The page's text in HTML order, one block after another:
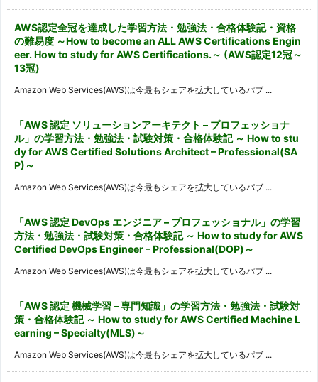
AWS認定全冠を達成した学習方法・勉強法・合格体験記・資格
の難易度 ～How to become an ALL AWS Certifications Engin
eer. How to study for AWS Certifications.～ (AWS認定12冠～
13冠)
Amazon Web Services(AWS)は今最もシェアを拡大しているパブ ...
「AWS 認定 ソリューションアーキテクト – プロフェッショナ
ル」の学習方法・勉強法・試験対策・合格体験記 ～ How to stu
dy for AWS Certified Solutions Architect – Professional(SA
P)～
Amazon Web Services(AWS)は今最もシェアを拡大しているパブ ...
「AWS 認定 DevOps エンジニア – プロフェッショナル」の学習
方法・勉強法・試験対策・合格体験記 ～ How to study for AWS
Certified DevOps Engineer – Professional(DOP)～
Amazon Web Services(AWS)は今最もシェアを拡大しているパブ ...
「AWS 認定 機械学習 – 専門知識」の学習方法・勉強法・試験対
策・合格体験記 ～ How to study for AWS Certified Machine L
earning – Specialty(MLS)～
Amazon Web Services(AWS)は今最もシェアを拡大しているパブ ...